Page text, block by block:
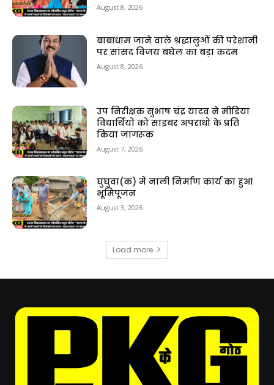
August 8, 2026
बाबाधाम जाने वाले श्रद्धालुओं की परेशानी
पर सांसद विजय बघेल का बड़ा कदम
August 8, 2026
उप निरीक्षक सुभाष चंद्र यादव ने मीडिया
विद्यार्थियों को साइबर अपराधों के प्रति
किया जागरूक
August 7, 2026
घुघुवा(क) में नाली निर्माण कार्य का हुआ
भूमिपूजन
August 3, 2026
Load more